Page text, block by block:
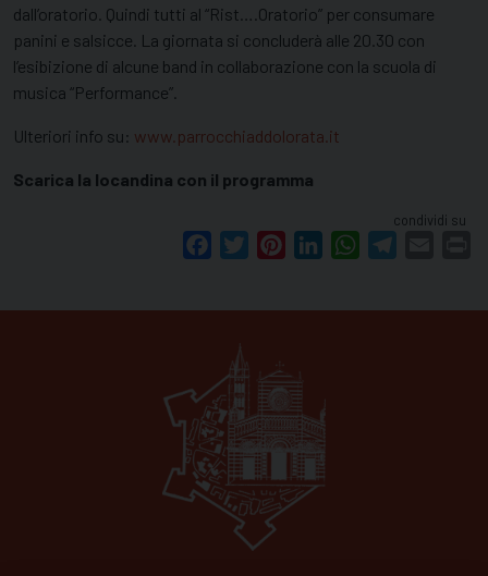
dall’oratorio. Quindi tutti al “Rist….Oratorio” per consumare
panini e salsicce. La giornata si concluderà alle 20.30 con
l’esibizione di alcune band in collaborazione con la scuola di
musica “Performance”.
Ulteriori info su: www.parrocchiaddolorata.it
Scarica la locandina con il programma
condividi su
FacebookTwitterPinterestLinkedInWhatsApp